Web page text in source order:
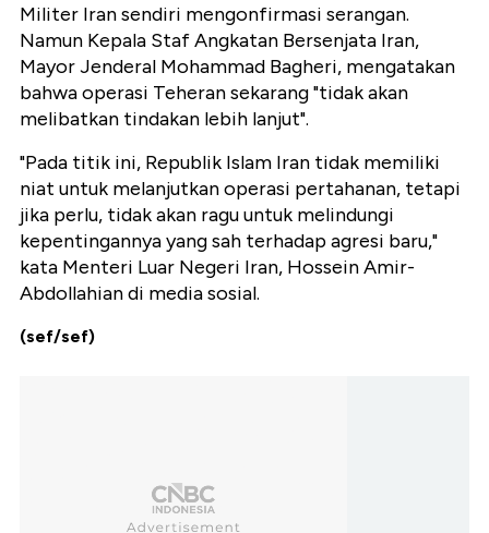
Militer Iran sendiri mengonfirmasi serangan.
Namun Kepala Staf Angkatan Bersenjata Iran,
Mayor Jenderal Mohammad Bagheri, mengatakan
bahwa operasi Teheran sekarang "tidak akan
melibatkan tindakan lebih lanjut".
"Pada titik ini, Republik Islam Iran tidak memiliki
niat untuk melanjutkan operasi pertahanan, tetapi
jika perlu, tidak akan ragu untuk melindungi
kepentingannya yang sah terhadap agresi baru,"
kata Menteri Luar Negeri Iran, Hossein Amir-
Abdollahian di media sosial.
(sef/sef)